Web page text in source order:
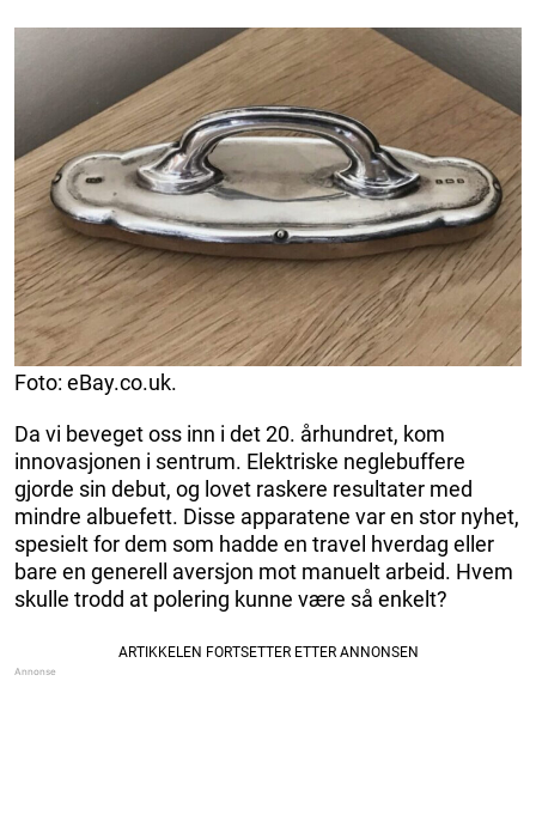
Foto: eBay.co.uk.
Da vi beveget oss inn i det 20. århundret, kom
innovasjonen i sentrum. Elektriske neglebuffere
gjorde sin debut, og lovet raskere resultater med
mindre albuefett. Disse apparatene var en stor nyhet,
spesielt for dem som hadde en travel hverdag eller
bare en generell aversjon mot manuelt arbeid. Hvem
skulle trodd at polering kunne være så enkelt?